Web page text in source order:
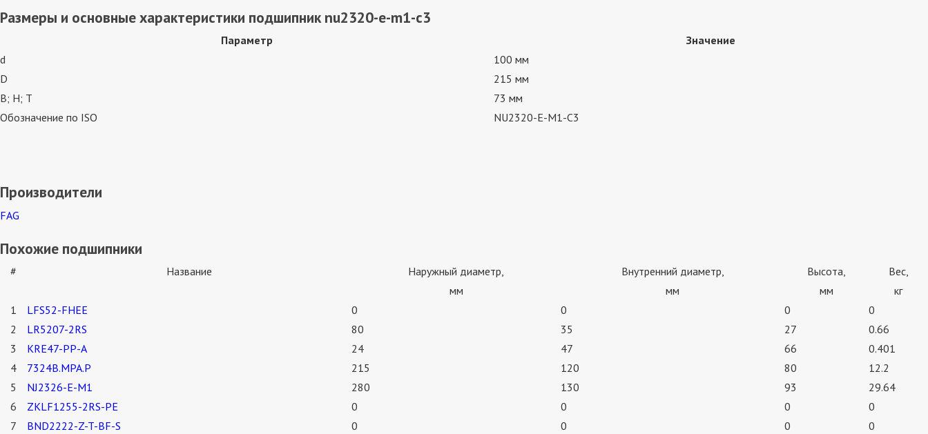
Размеры и основные характеристики подшипник nu2320-e-m1-c3
Параметр
Значение
d
100 мм
D
215 мм
В; Н; Т
73 мм
Обозначение по ISO
NU2320-E-M1-C3
Производители
FAG
Похожие подшипники
# Название
Наружный диаметр,
мм
Внутренний диаметр,
мм
Высота,
мм
Вес,
кг
1
LFS52-FHEE 0 0 0
0
2
LR5207-2RS 80 35 27
0.66
3
KRE47-PP-A 24 47 66
0.401
4
7324В.МРА.P 215 120 80
12.2
5
NJ2326-E-M1 280 130 93
29.64
6
ZKLF1255-2RS-PE 0 0 0
0
7
BND2222-Z-T-BF-S 0 0 0
0